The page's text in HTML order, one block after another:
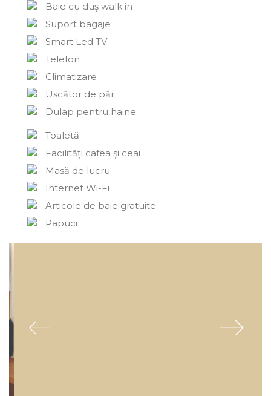
Baie cu duș walk in
Suport bagaje
Smart Led TV
Telefon
Climatizare
Uscător de păr
Dulap pentru haine
Toaletă
Facilități cafea și ceai
Masă de lucru
Internet Wi-Fi
Articole de baie gratuite
Papuci